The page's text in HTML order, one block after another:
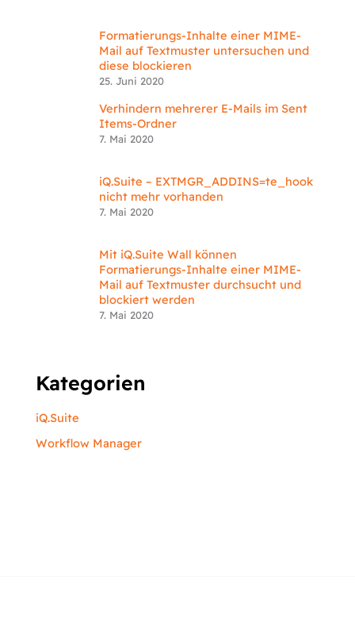
Formatierungs-Inhalte einer MIME-
Mail auf Textmuster untersuchen und
diese blockieren
25. Juni 2020
Verhindern mehrerer E-Mails im Sent
Items-Ordner
7. Mai 2020
iQ.Suite – EXTMGR_ADDINS=te_hook
nicht mehr vorhanden
7. Mai 2020
Mit iQ.Suite Wall können
Formatierungs-Inhalte einer MIME-
Mail auf Textmuster durchsucht und
blockiert werden
7. Mai 2020
Kategorien
iQ.Suite
Workflow Manager